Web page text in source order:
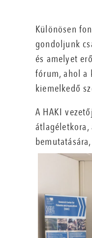
Különösen
gondoljunk
és amelyet
fórum, ahol a
kiemelkedő
A HAKI